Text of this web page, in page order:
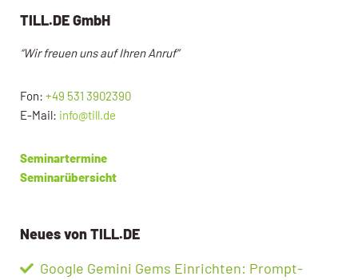
TILL.DE GmbH
“Wir freuen uns auf Ihren Anruf”
Fon: +49 531 3902390
E-Mail: info@till.de
Seminartermine
Seminarübersicht
Neues von TILL.DE
Google Gemini Gems Einrichten: Prompt-